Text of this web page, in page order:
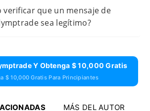
verificar que un mensaje de
sea legítimo?
Y Obtenga $ 10,000 Gratis
$ 10,000 Gratis Para Principiantes
MÁS DEL AUTOR